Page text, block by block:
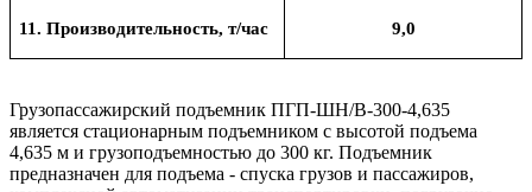
11. Производительность, т/час 9,0
Грузопассажирский подъемник ПГП-ШН/В-300-4,635
является стационарным подъемником с высотой подъема
4,635 м и грузоподъемностью до 300 кг. Подъемник
предназначен для подъема - спуска грузов и пассажиров,